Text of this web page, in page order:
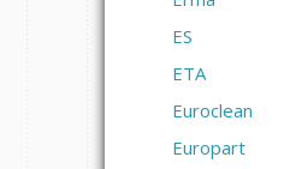
ES
ETA
Euroclean
Europart